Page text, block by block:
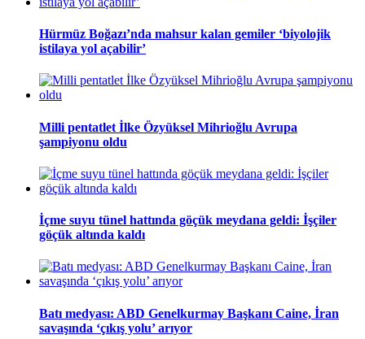
Hürmüz Boğazı’nda mahsur kalan gemiler ‘biyolojik
istilaya yol açabilir’
Milli pentatlet İlke Özyüksel Mihrioğlu Avrupa
şampiyonu oldu
İçme suyu tünel hattında göçük meydana geldi: İşçiler
göçük altında kaldı
Batı medyası: ABD Genelkurmay Başkanı Caine, İran
savaşında ‘çıkış yolu’ arıyor